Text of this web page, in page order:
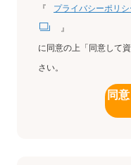
『
プライバシーポリ
』
に同意の上「同意して
さい。
同